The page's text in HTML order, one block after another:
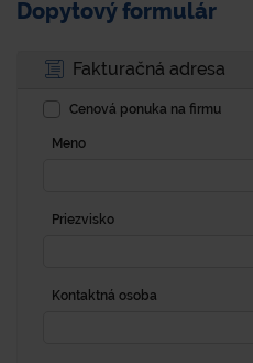
Dopytový formulár
Fakturačná adresa
Cenová ponuka na firmu
Meno
Priezvisko
Kontaktná osoba